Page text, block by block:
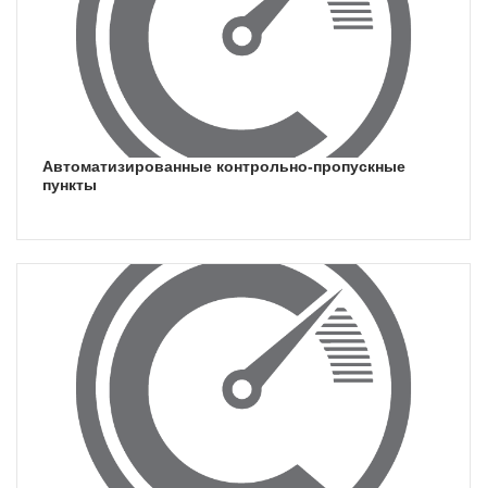
автоматизированные контрольно-пропускные
пункты